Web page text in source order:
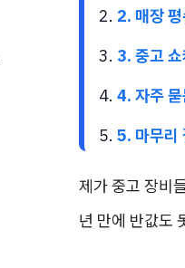
2. 매장
3. 중고
4. 자주
5. 마무리
제가 중고 장비
년 만에 반값도